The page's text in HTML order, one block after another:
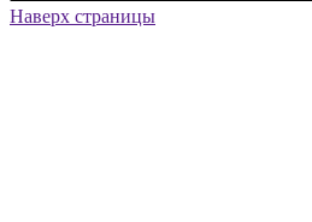
Наверх страницы